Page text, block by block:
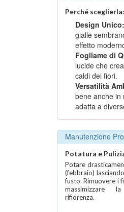
Perché sceglierla:
Design Unico:
gialle
effetto
Fogliame di
lucide che
caldi dei fiori.
Versatilità
bene anche in
adatta a
Manutenzione
Potatura e
Potare
(febbraio)
fusto. Rimuovere i
massimizzare
rifiorenza.